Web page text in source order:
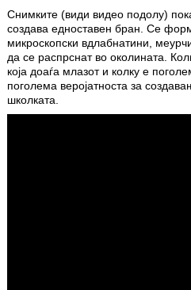
Снимките (види видео подолу)
создава едноставен бран. Се
микроскопски вдлабнатини,
да се распрснат во околината.
која доаѓа млазот и колку е
поголема веројатноста за
школката.